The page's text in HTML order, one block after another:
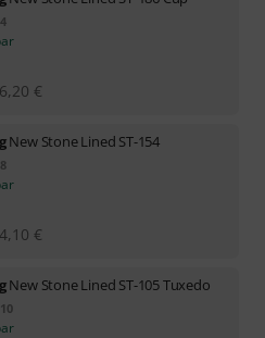
4
€
New Stone Lined ST-154
8
€
New Stone Lined ST-105 Tuxedo
10